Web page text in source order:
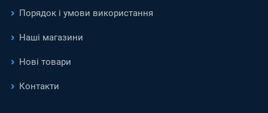
Порядок і умови використання
Наші магазини
Нові товари
Контакти